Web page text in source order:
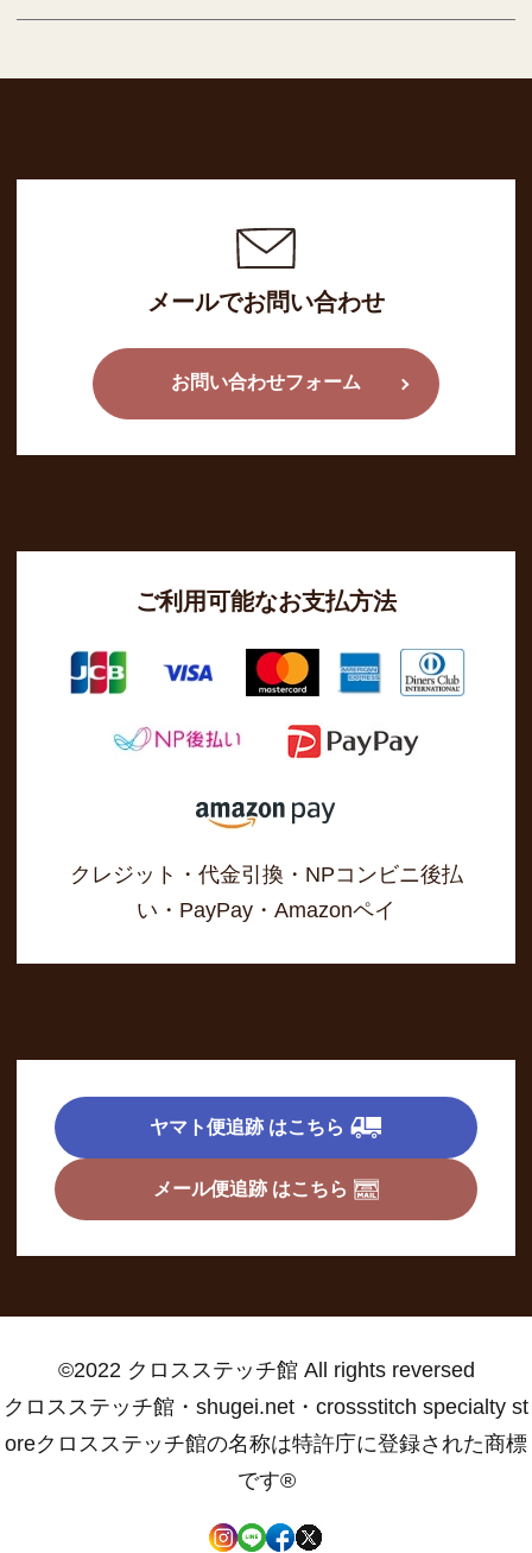
メールでお問い合わせ
お問い合わせフォーム
ご利用可能なお支払方法
クレジット・代金引換・NPコンビニ後払
い・PayPay・Amazonペイ
ヤマト便追跡 はこちら
メール便追跡 はこちら
©2022 クロスステッチ館 All rights reversed
クロスステッチ館・shugei.net・crossstitch specialty st
oreクロスステッチ館の名称は特許庁に登録された商標
です®